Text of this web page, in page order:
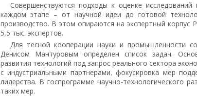
Совершенствуются подходы к оценке
каждом этапе – от научной идеи до готовой
производство. В этом опираются на экспертный корпус
5,5 тыс. экспертов.
Для тесной кооперации науки и промышленности
Денисом Мантуровым определен список задач.
развития технологий под запрос реального сектора
с индустриальными партнерами, фокусировка мер
лидерства. В госпрограмме научно-технологического
таких мер.